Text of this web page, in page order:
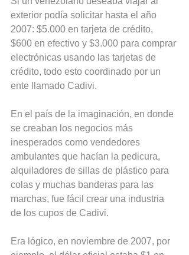
exterior podía solicitar hasta el año
2007: $5.000 en tarjeta de crédito,
$600 en efectivo y $3.000 para comprar
electrónicas usando las tarjetas de
crédito, todo esto coordinado por un
ente llamado Cadivi.
En el país de la imaginación, en donde
se creaban los negocios más
inesperados como vendedores
ambulantes que hacían la pedicura,
alquiladores de sillas de plástico para
colas y muchas banderas para las
marchas, fue fácil crear una industria
de los cupos de Cadivi.
Era lógico, en noviembre de 2007, por